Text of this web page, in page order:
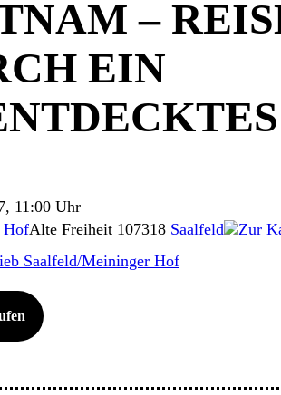
–
EIN
11:00 Uhr
HofAlte Freiheit 107318 Saalfeld
Zur
Saalfeld/Meininger Hof